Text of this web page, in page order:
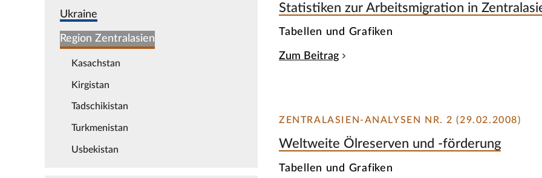
Ukraine
Region Zentralasien
Kasachstan
Kirgistan
Tadschikistan
Turkmenistan
Usbekistan
Statistiken zur Arbeitsmigration in
Tabellen und Grafiken
Zum Beitrag
ZENTRALASIEN-ANALYSEN NR. 2 (29.02.2008)
Weltweite Ölreserven und -förderung
Tabellen und Grafiken